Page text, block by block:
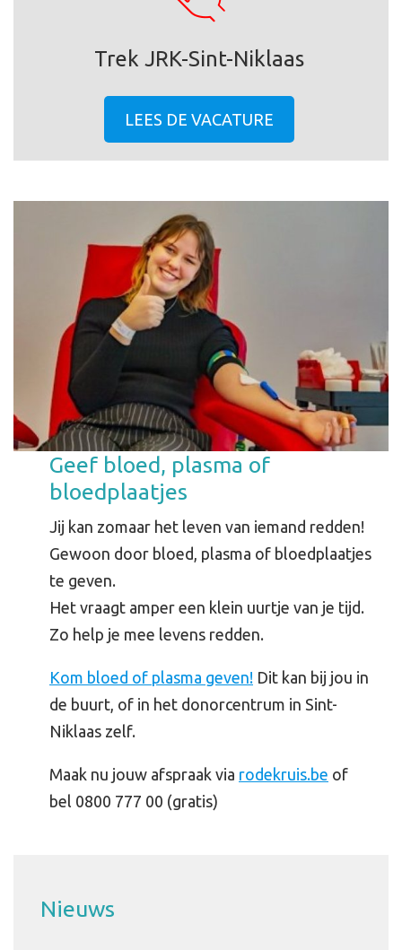
Trek JRK-Sint-Niklaas
LEES DE VACATURE
Geef bloed, plasma of
bloedplaatjes
Jij kan zomaar het leven van iemand redden!
Gewoon door bloed, plasma of bloedplaatjes
te geven.
Het vraagt amper een klein uurtje van je tijd.
Zo help je mee levens redden.
Kom bloed of plasma geven! Dit kan bij jou in
de buurt, of in het donorcentrum in Sint-
Niklaas zelf.
Maak nu jouw afspraak via rodekruis.be of
bel 0800 777 00 (gratis)
Nieuws